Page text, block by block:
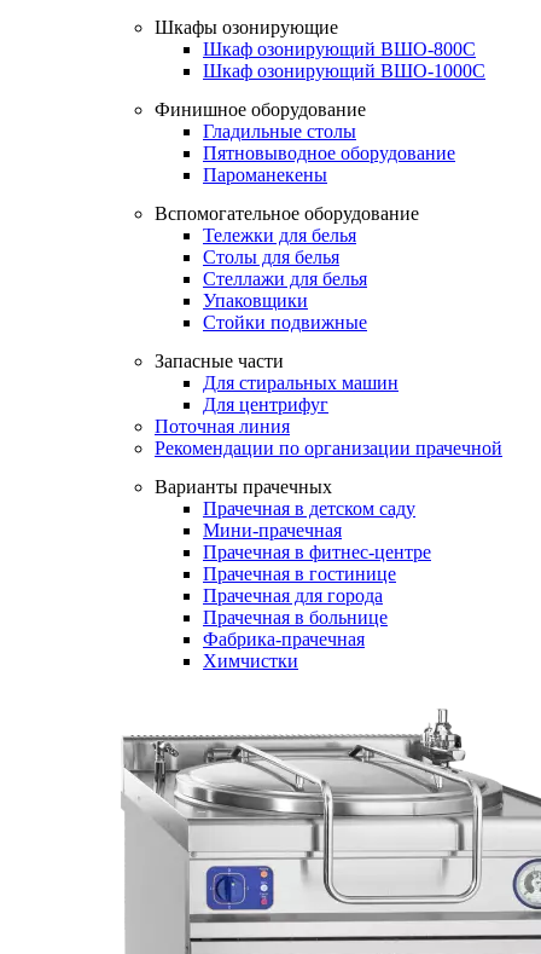
Шкафы озонирующие
Шкаф озонирующий ВШО-800С
Шкаф озонирующий ВШО-1000С
Финишное оборудование
Гладильные столы
Пятновыводное оборудование
Пароманекены
Вспомогательное оборудование
Тележки для белья
Столы для белья
Стеллажи для белья
Упаковщики
Стойки подвижные
Запасные части
Для стиральных машин
Для центрифуг
Поточная линия
Рекомендации по организации прачечной
Варианты прачечных
Прачечная в детском саду
Мини-прачечная
Прачечная в фитнес-центре
Прачечная в гостинице
Прачечная для города
Прачечная в больнице
Фабрика-прачечная
Химчистки